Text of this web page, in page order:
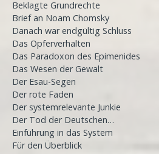
Beklagte Grundrechte
Brief an Noam Chomsky
Danach war endgültig Schluss
Das Opferverhalten
Das Paradoxon des Epimenides
Das Wesen der Gewalt
Der Esau-Segen
Der rote Faden
Der systemrelevante Junkie
Der Tod der Deutschen…
Einführung in das System
Für den Überblick